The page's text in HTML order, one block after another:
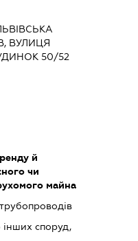
ВУЛИЦЯ
50/52
й
чи
майна
споруд,